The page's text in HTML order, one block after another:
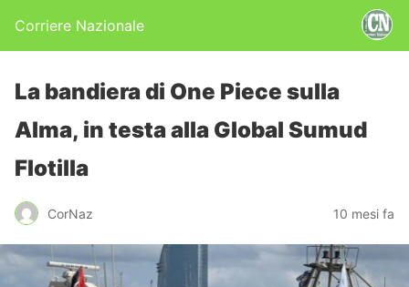
Corriere Nazionale
La bandiera di One Piece sulla
Alma, in testa alla Global Sumud
Flotilla
CorNaz 10 mesi fa